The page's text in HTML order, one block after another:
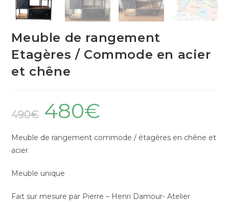
Meuble de rangement
Etagères / Commode en acier
et chêne
490€ 480€
Meuble de rangement commode / étagères en chêne et
acier
Meuble unique
Fait sur mesure par Pierre – Henri Damour- Atelier